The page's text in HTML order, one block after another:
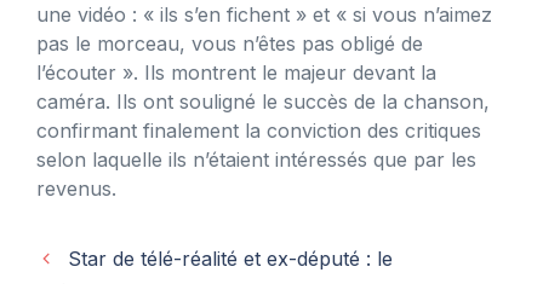
une vidéo : « ils s’en fichent » et « si vous n’aimez
pas le morceau, vous n’êtes pas obligé de
l’écouter ». Ils montrent le majeur devant la
caméra. Ils ont souligné le succès de la chanson,
confirmant finalement la conviction des critiques
selon laquelle ils n’étaient intéressés que par les
revenus.
Star de télé-réalité et ex-député : le